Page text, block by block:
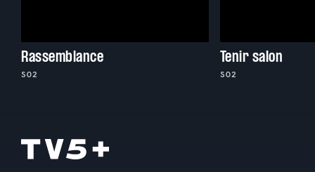
Rassemblance
S02
Tenir salon
S02